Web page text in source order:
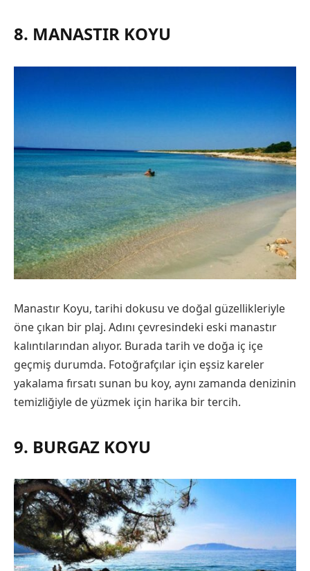
8. MANASTIR KOYU
Manastır Koyu, tarihi dokusu ve doğal güzellikleriyle
öne çıkan bir plaj. Adını çevresindeki eski manastır
kalıntılarından alıyor. Burada tarih ve doğa iç içe
geçmiş durumda. Fotoğrafçılar için eşsiz kareler
yakalama fırsatı sunan bu koy, aynı zamanda denizinin
temizliğiyle de yüzmek için harika bir tercih.
9. BURGAZ KOYU